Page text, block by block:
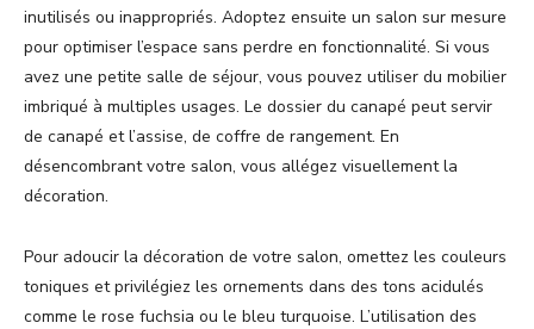
inutilisés ou inappropriés. Adoptez ensuite un salon sur mesure
pour optimiser l’espace sans perdre en fonctionnalité. Si vous
avez une petite salle de séjour, vous pouvez utiliser du mobilier
imbriqué à multiples usages. Le dossier du canapé peut servir
de canapé et l’assise, de coffre de rangement. En
désencombrant votre salon, vous allégez visuellement la
décoration.
Pour adoucir la décoration de votre salon, omettez les couleurs
toniques et privilégiez les ornements dans des tons acidulés
comme le rose fuchsia ou le bleu turquoise. L’utilisation des